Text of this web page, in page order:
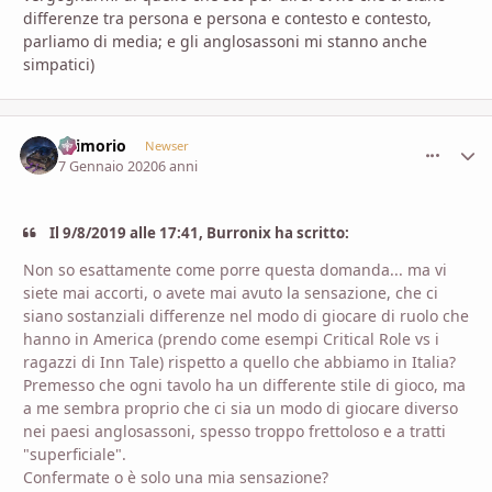
differenze tra persona e persona e contesto e contesto,
parliamo di media; e gli anglosassoni mi stanno anche
simpatici)
Grimorio Newser
7 Gennaio 20206 anni
Il 9/8/2019 alle 17:41, Burronix ha scritto:
Non so esattamente come porre questa domanda... ma vi
siete mai accorti, o avete mai avuto la sensazione, che ci
siano sostanziali differenze nel modo di giocare di ruolo che
hanno in America (prendo come esempi Critical Role vs i
ragazzi di Inn Tale) rispetto a quello che abbiamo in Italia?
Premesso che ogni tavolo ha un differente stile di gioco, ma
a me sembra proprio che ci sia un modo di giocare diverso
nei paesi anglosassoni, spesso troppo frettoloso e a tratti
"superficiale".
Confermate o è solo una mia sensazione?